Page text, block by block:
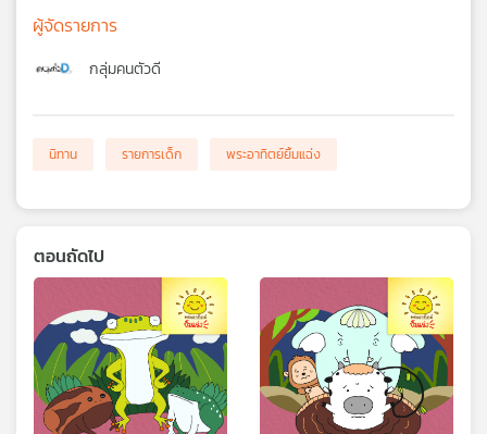
ผู้จัดรายการ
กลุ่มคนตัวดี
นิทาน รายการเด็ก พระอาทิตย์ยิ้มแฉ่ง
ตอนถัดไป